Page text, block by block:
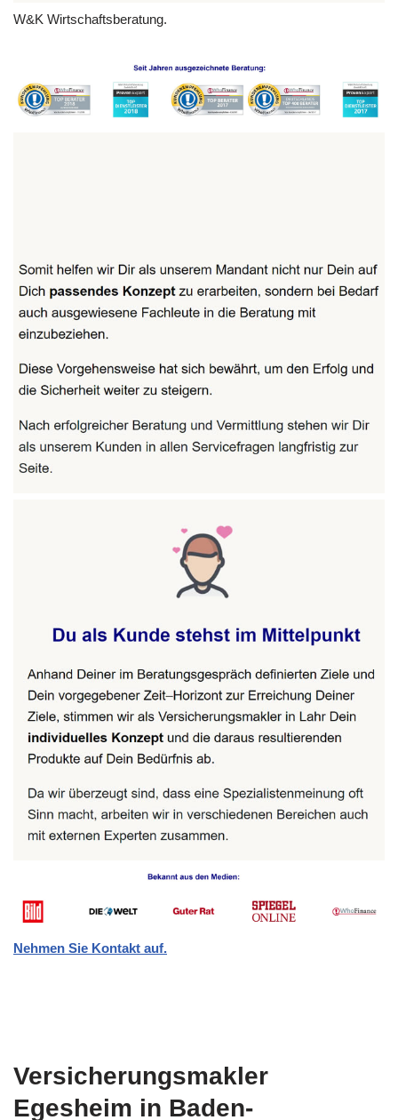
W&K Wirtschaftsberatung.
Nehmen Sie Kontakt auf.
Versicherungsmakler
Egesheim in Baden-